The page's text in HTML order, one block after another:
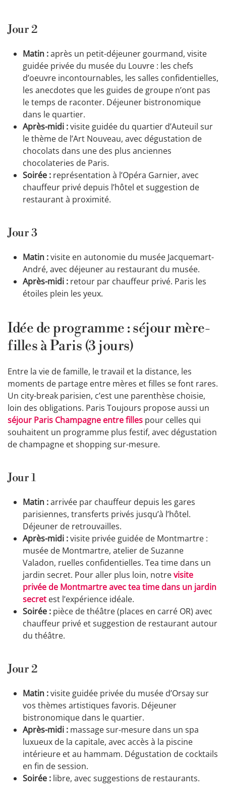
Jour 2
Matin :après un petit-déjeuner gourmand, visite
guidée privée du musée du Louvre : les chefs
d’oeuvre incontournables, les salles confidentielles,
les anecdotes que les guides de groupe n’ont pas
le temps de raconter. Déjeuner bistronomique
dans le quartier.
Après-midi :visite guidée du quartier d’Auteuil sur
le thème de l’Art Nouveau, avec dégustation de
chocolats dans une des plus anciennes
chocolateries de Paris.
Soirée : représentation à l’Opéra Garnier, avec
chauffeur privé depuis l’hôtel et suggestion de
restaurant à proximité.
Jour 3
Matin :visite en autonomie du musée Jacquemart-
André, avec déjeuner au restaurant du musée.
Après-midi : retour par chauffeur privé. Paris les
étoiles plein les yeux.
Idée de programme : séjour mère-
filles à Paris (3 jours)
Entre la vie de famille, le travail et la distance, les
moments de partage entre mères et filles se font rares.
Un city-break parisien, c’est une parenthèse choisie,
loin des obligations. Paris Toujours propose aussi un
séjour Paris Champagne entre filles pour celles qui
souhaitent un programme plus festif, avec dégustation
de champagne et shopping sur-mesure.
Jour 1
Matin :arrivée par chauffeur depuis les gares
parisiennes, transferts privés jusqu’à l’hôtel.
Déjeuner de retrouvailles.
Après-midi :visite privée guidée de Montmartre :
musée de Montmartre, atelier de Suzanne
Valadon, ruelles confidentielles. Tea time dans un
jardin secret. Pour aller plus loin, notrevisite
privée de Montmartre avec tea time dans un jardin
secret est l’expérience idéale.
Soirée : pièce de théâtre (places en carré OR) avec
chauffeur privé et suggestion de restaurant autour
du théâtre.
Jour 2
Matin :visite guidée privée du musée d’Orsay sur
vos thèmes artistiques favoris. Déjeuner
bistronomique dans le quartier.
Après-midi : massage sur-mesure dans un spa
luxueux de la capitale, avec accès à la piscine
intérieure et au hammam. Dégustation de cocktails
en fin de session.
Soirée : libre, avec suggestions de restaurants.